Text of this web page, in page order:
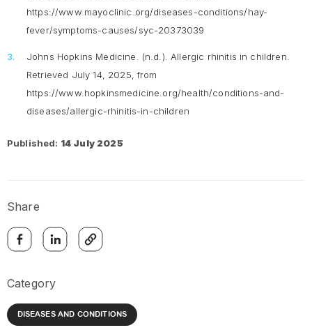
https://www.mayoclinic.org/diseases-conditions/hay-
fever/symptoms-causes/syc-20373039
Johns Hopkins Medicine. (n.d.). Allergic rhinitis in children.
Retrieved July 14, 2025, from
https://www.hopkinsmedicine.org/health/conditions-and-
diseases/allergic-rhinitis-in-children
Published: 14 July 2025
Share
Category
DISEASES AND CONDITIONS